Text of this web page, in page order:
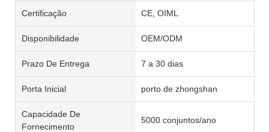
Certificação CE, OIML
Disponibilidade OEM/ODM
Prazo De Entrega 7 a 30 dias
Porta Inicial porto de zhongshan
Capacidade De
Fornecimento
5000 conjuntos/ano